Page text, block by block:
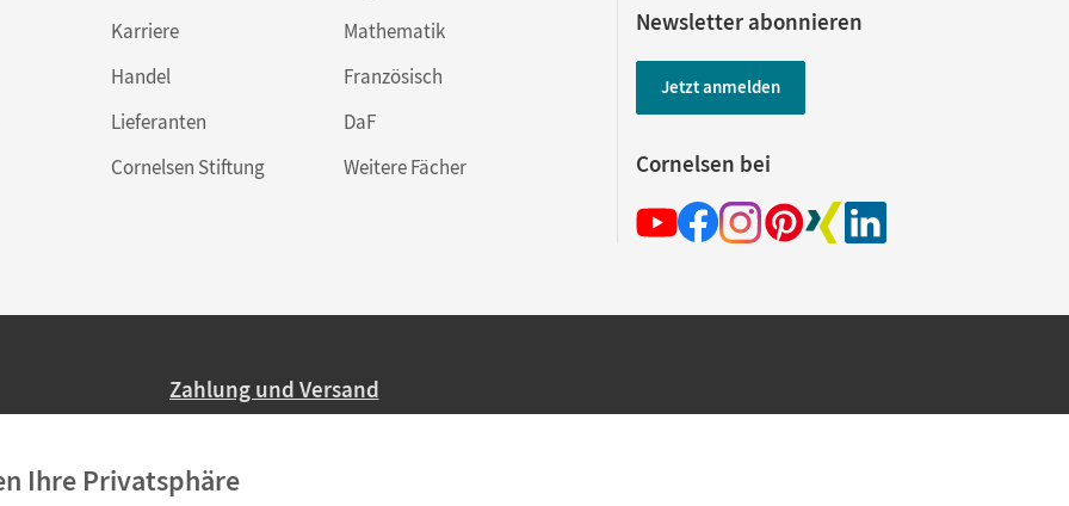
Karriere
Handel
Lieferanten
Cornelsen Stiftung
Mathematik
Französisch
DaF
Weitere Fächer
Newsletter abonnieren
Jetzt anmelden
Cornelsen bei
Zahlung und Versand
Ab 59,– EUR Bestellwert liefern wir versandkostenfrei innerhalb Deutschlands
Ihre Privatsphäre